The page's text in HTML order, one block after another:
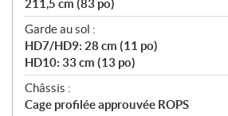
211,5 cm (83 po)
Garde au sol :
HD7/HD9: 28 cm (11 po)
HD10: 33 cm (13 po)
Châssis :
Cage profilée approuvée ROPS